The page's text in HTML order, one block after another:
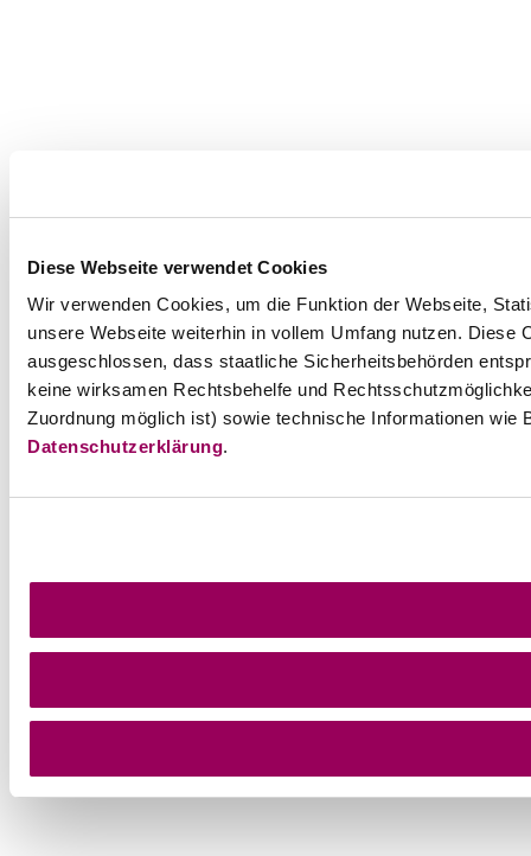
Diese Webseite verwendet Cookies
Wir verwenden Cookies, um die Funktion der Webseite,
unsere Webseite weiterhin in vollem Umfang nutzen.
ausgeschlossen, dass staatliche Sicherheitsbehörden
keine wirksamen Rechtsbehelfe und
Zuordnung möglich ist) sowie technische Informationen
Datenschutzerklärung.